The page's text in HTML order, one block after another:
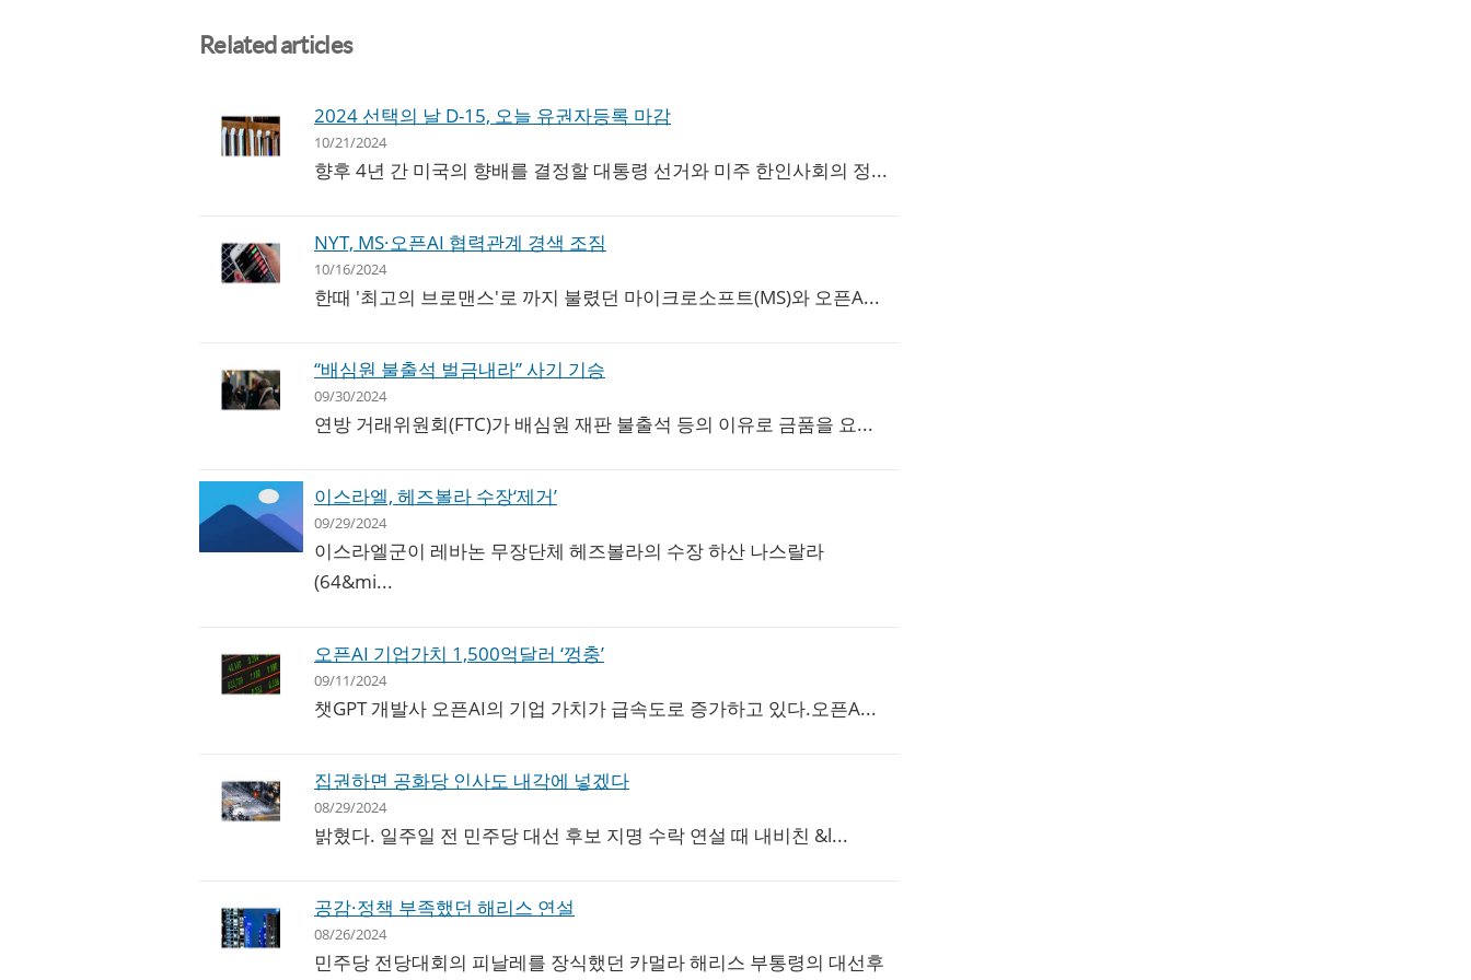
Related articles
2024 선택의 날 D-15, 오늘 유권자등록 마감
10/21/2024
향후 4년 간 미국의 향배를 결정할 대통령 선거와 미주 한인사회의 정...
NYT, MS·오픈AI 협력관계 경색 조짐
10/16/2024
한때 '최고의 브로맨스'로 까지 불렸던 마이크로소프트(MS)와 오픈A...
“배심원 불출석 벌금내라” 사기 기승
09/30/2024
연방 거래위원회(FTC)가 배심원 재판 불출석 등의 이유로 금품을 요...
이스라엘, 헤즈볼라 수장‘제거’
09/29/2024
이스라엘군이 레바논 무장단체 헤즈볼라의 수장 하산 나스랄라
(64&mi...
오픈AI 기업가치 1,500억달러 ‘껑충’
09/11/2024
챗GPT 개발사 오픈AI의 기업 가치가 급속도로 증가하고 있다.오픈A...
집권하면 공화당 인사도 내각에 넣겠다
08/29/2024
밝혔다. 일주일 전 민주당 대선 후보 지명 수락 연설 때 내비친 &l...
공감·정책 부족했던 해리스 연설
08/26/2024
민주당 전당대회의 피날레를 장식했던 카멀라 해리스 부통령의 대선후